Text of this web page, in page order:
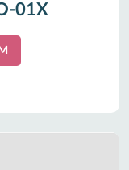
01X